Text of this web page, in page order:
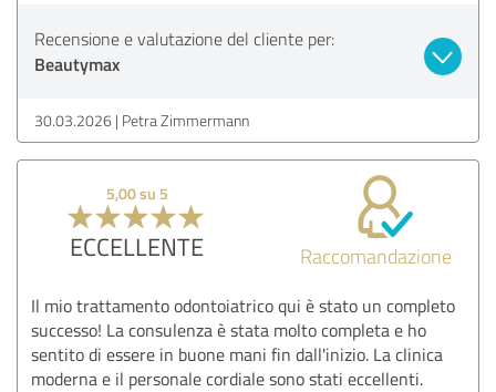
Recensione e valutazione del cliente per:
Beautymax
30.03.2026 Petra Zimmermann
5,00 su 5
ECCELLENTE Raccomandazione
Il mio trattamento odontoiatrico qui è stato un completo
successo! La consulenza è stata molto completa e ho
sentito di essere in buone mani fin dall'inizio. La clinica
moderna e il personale cordiale sono stati eccellenti.